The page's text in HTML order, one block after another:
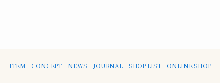
ITEM CONCEPT NEWS JOURNAL SHOP LIST ONLINE SHOP